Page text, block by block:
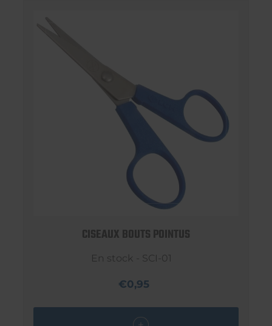
CISEAUX BOUTS POINTUS
En stock - SCI-01
€0,95